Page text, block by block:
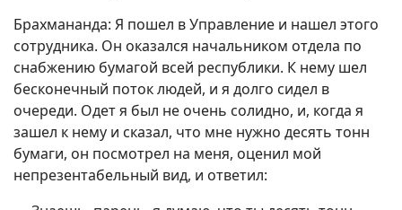
Брахмананда: Я пошел в Управление и нашел этого
сотрудника. Он оказался начальником отдела по
снабжению бумагой всей республики. К нему шел
бесконечный поток людей, и я долго сидел в
очереди. Одет я был не очень солидно, и, когда я
зашел к нему и сказал, что мне нужно десять тонн
бумаги, он посмотрел на меня, оценил мой
непрезентабельный вид, и ответил: